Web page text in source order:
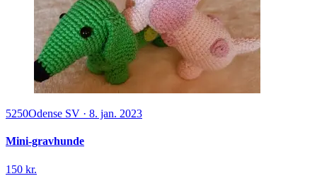
5250Odense SV · 8. jan. 2023
Mini-gravhunde
150 kr.